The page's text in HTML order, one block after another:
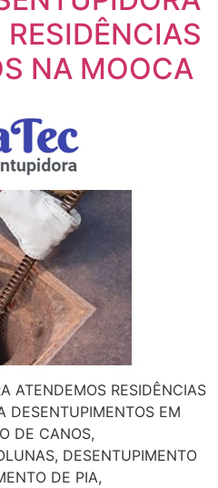
NA MOOCA
ATENDEMOS RESIDÊNCIAS
DESENTUPIMENTOS EM
DE CANOS,
DESENTUPIMENTO
DE PIA,